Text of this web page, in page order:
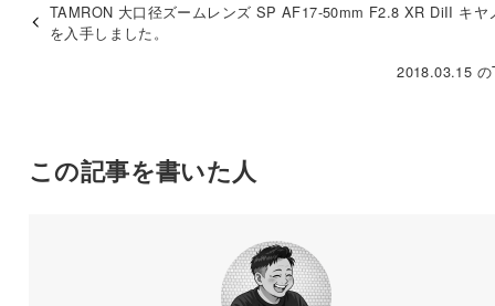
TAMRON 大口径ズームレンズ SP AF17-50mm F2.8 XR DiII キヤ
を入手しました。
2018.03.15
この記事を書いた人